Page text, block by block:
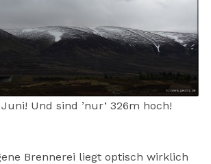
Und sind ’nur‘ 326m hoch!
Brennerei liegt optisch wirklich